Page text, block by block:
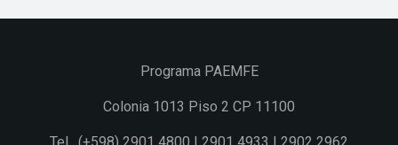
Programa PAEMFE
Colonia 1013 Piso 2 CP 11100